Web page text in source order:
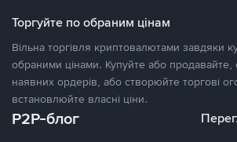
Торгуйте по обраним цінам
Вільна торгівля криптовалютами завдяки
обраними цінами. Купуйте або
наявних ордерів, або створюйте торгові
встановлюйте власні ціни.
P2P-блог